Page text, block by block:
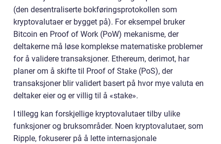
(den desentraliserte bokføringsprotokollen som
kryptovalutaer er bygget på). For eksempel bruker
Bitcoin en Proof of Work (PoW) mekanisme, der
deltakerne må løse komplekse matematiske problemer
for å validere transaksjoner. Ethereum, derimot, har
planer om å skifte til Proof of Stake (PoS), der
transaksjoner blir validert basert på hvor mye valuta en
deltaker eier og er villig til å «stake».
I tillegg kan forskjellige kryptovalutaer tilby ulike
funksjoner og bruksområder. Noen kryptovalutaer, som
Ripple, fokuserer på å lette internasjonale